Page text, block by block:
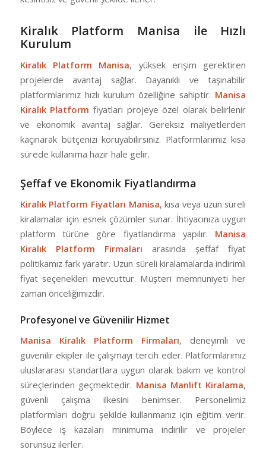
Kiralık Platform Manisa ile Hızlı
Kurulum
Kiralık Platform Manisa, yüksek erişim gerektiren
projelerde avantaj sağlar. Dayanıklı ve taşınabilir
platformlarımız hızlı kurulum özelliğine sahiptir. Manisa
Kiralık Platform fiyatları projeye özel olarak belirlenir
ve ekonomik avantaj sağlar. Gereksiz maliyetlerden
kaçınarak bütçenizi koruyabilirsiniz. Platformlarımız kısa
sürede kullanıma hazır hale gelir.
Şeffaf ve Ekonomik Fiyatlandırma
Kiralık Platform Fiyatları Manisa, kısa veya uzun süreli
kiralamalar için esnek çözümler sunar. İhtiyacınıza uygun
platform türüne göre fiyatlandırma yapılır. Manisa
Kiralık Platform Firmaları arasında şeffaf fiyat
politikamız fark yaratır. Uzun süreli kiralamalarda indirimli
fiyat seçenekleri mevcuttur. Müşteri memnuniyeti her
zaman önceliğimizdir.
Profesyonel ve Güvenilir Hizmet
Manisa Kiralık Platform Firmaları, deneyimli ve
güvenilir ekipler ile çalışmayı tercih eder. Platformlarımız
uluslararası standartlara uygun olarak bakım ve kontrol
süreçlerinden geçmektedir. Manisa Manlift Kiralama,
güvenli çalışma ilkesini benimser. Personelimiz
platformları doğru şekilde kullanmanız için eğitim verir.
Böylece iş kazaları minimuma indirilir ve projeler
sorunsuz ilerler.